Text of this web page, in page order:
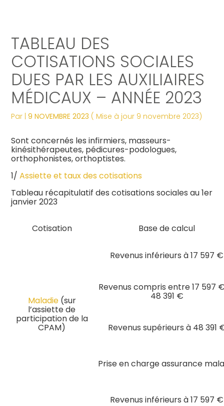
Gérer votre quotidien
Piloter votre entreprise
Développer votre entreprise
Digitalisation
Comptabilité
Fiscalité
Social
Audit
Gestion Administrative
Veille Juridique
Suivre votre comptabilité
Gérer vos ressources humaines
Dématérialiser vos documents
Juridique
Les dates clés
Nos engagements
Notre équipe engagée
Nos partenaires
Les plus du cabinet
Digitalisation
La vie du cabinet
Le processus de recrutement
Postulez dès maintenant
TABLEAU DES
COTISATIONS SOCIALES
DUES PAR LES AUXILIAIRES
MÉDICAUX – ANNÉE 2023
Par |9 NOVEMBRE 2023 ( Mise à jour 9 novembre 2023)
Sont concernés les infirmiers, masseurs-
kinésithérapeutes, pédicures-podologues,
orthophonistes, orthoptistes.
1/Assiette et taux des cotisations
Tableau récapitulatif des cotisations sociales au 1er
janvier 2023
Cotisation Base de calcul
Maladie (sur
l’assiette de
participation de la
CPAM)
Revenus inférieurs à 17 597 €
Revenus compris entre 17 597
48 391 €
Revenus supérieurs à 48 391
Prise en charge assurance
Revenus inférieurs à 17 597 €